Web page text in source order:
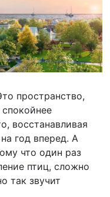
пространство,
восстанавливая
год вперед. А
что один раз
птиц, сложно
так звучит